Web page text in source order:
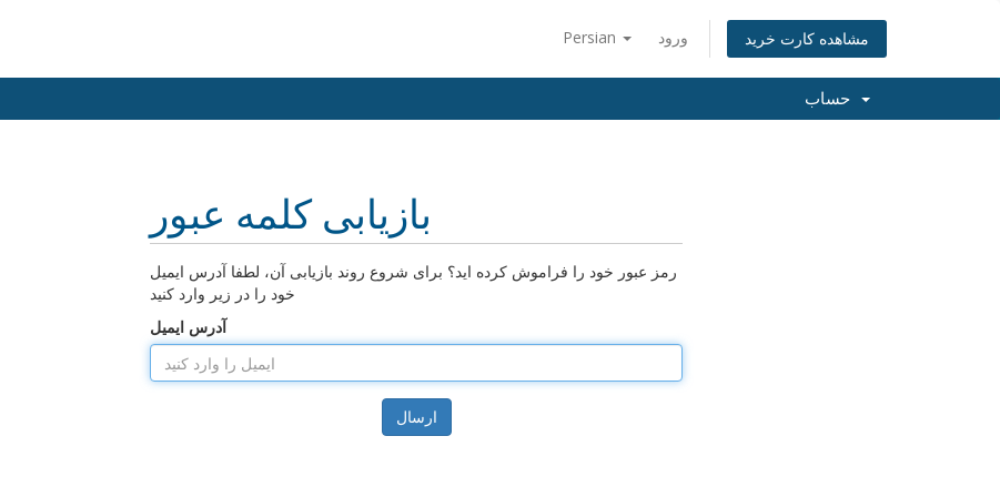
Persian ورود مشاهده کارت خرید
بازیابی کلمه عبور
رمز عبور خود را فراموش کرده اید؟ برای شروع روند بازیابی آن، لطفا آدرس ایمیل
خود را در زیر وارد کنید
آدرس ایمیل
ارسال